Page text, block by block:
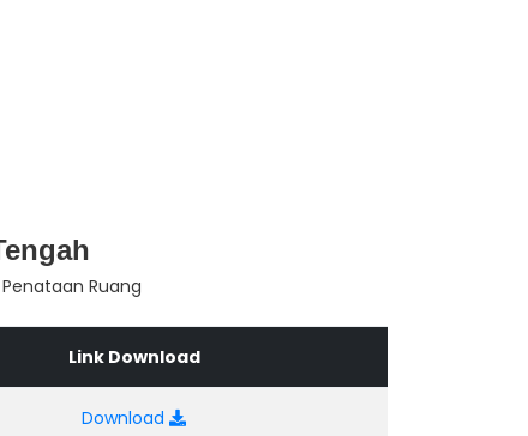
Ruang
Link Download
Download